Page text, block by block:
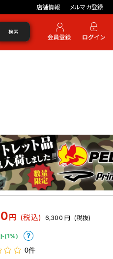
店舗情報 メルマガ登録
検索
円 (税込) 6,300 円 (税抜)
(1%)
0件